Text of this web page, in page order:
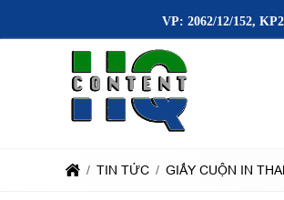
VP: 2062/12/152,
TIN TỨC GIẤY CUỘN IN